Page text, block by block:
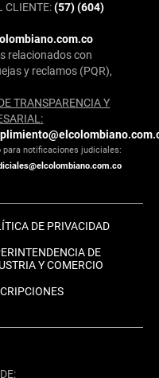
CLIENTE:(57) (604)
relacionados con
y reclamos (PQR),
TRANSPARENCIA Y
para notificaciones judiciales:
DE PRIVACIDAD
DE
Y COMERCIO